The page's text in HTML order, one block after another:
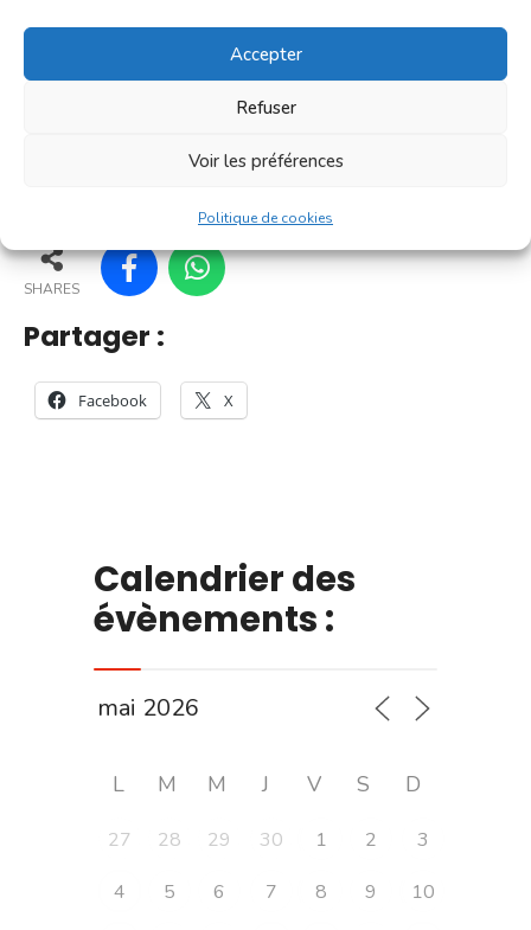
Accepter
Refuser
Voir les préférences
Politique de cookies
[...]
En savoir plus
166
SHARES
Partager :
Facebook X
Calendrier des
évènements :
L M M J V S D
27 28 29 30 1 2
3
4
5 6 7 8 9
10